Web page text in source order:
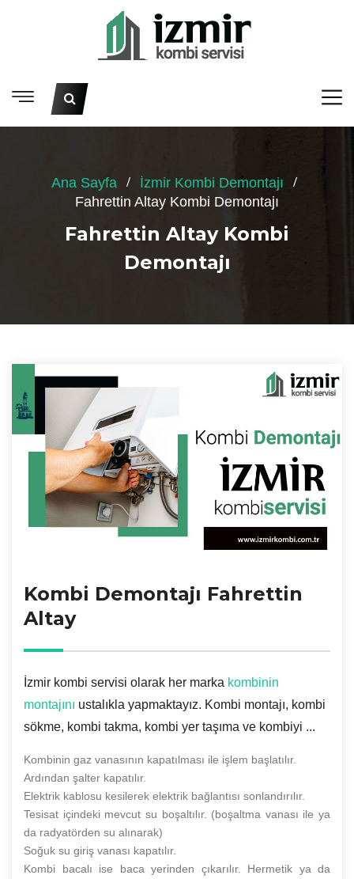
Ana Sayfa
İzmir Kombi Demontajı
Fahrettin Altay Kombi Demontajı
Fahrettin Altay Kombi
Demontajı
Kombi Demontajı Fahrettin
Altay
İzmir kombi servisi olarak her marka kombinin
montajını ustalıkla yapmaktayız. Kombi montajı, kombi
sökme, kombi takma, kombi yer taşıma ve kombiyi ...
Kombinin gaz vanasının kapatılması ile işlem başlatılır.
Ardından şalter kapatılır.
Elektrik kablosu kesilerek elektrik bağlantısı sonlandırılır.
Tesisat içindeki mevcut su boşaltılır. (boşaltma vanası ile ya
da radyatörden su alınarak)
Soğuk su giriş vanası kapatılır.
Kombi bacalı ise baca yerinden çıkarılır. Hermetik ya da